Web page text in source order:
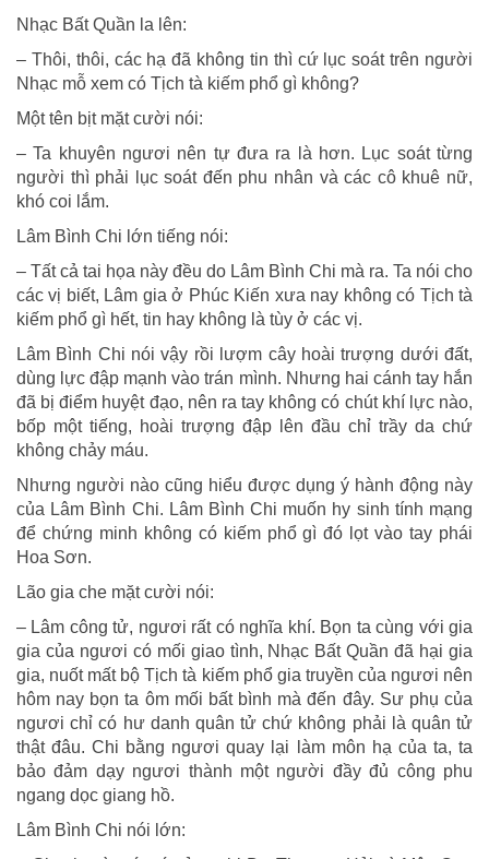
Nhạc Bất Quần la lên:
– Thôi, thôi, các hạ đã không tin thì cứ lục soát trên người
Nhạc mỗ xem có Tịch tà kiếm phổ gì không?
Một tên bịt mặt cười nói:
– Ta khuyên ngươi nên tự đưa ra là hơn. Lục soát từng
người thì phải lục soát đến phu nhân và các cô khuê nữ,
khó coi lắm.
Lâm Bình Chi lớn tiếng nói:
– Tất cả tai họa này đều do Lâm Bình Chi mà ra. Ta nói cho
các vị biết, Lâm gia ở Phúc Kiến xưa nay không có Tịch tà
kiếm phổ gì hết, tin hay không là tùy ở các vị.
Lâm Bình Chi nói vậy rồi lượm cây hoài trượng dưới đất,
dùng lực đập mạnh vào trán mình. Nhưng hai cánh tay hắn
đã bị điểm huyệt đạo, nên ra tay không có chút khí lực nào,
bốp một tiếng, hoài trượng đập lên đầu chỉ trầy da chứ
không chảy máu.
Nhưng người nào cũng hiểu được dụng ý hành động này
của Lâm Bình Chi. Lâm Bình Chi muốn hy sinh tính mạng
để chứng minh không có kiếm phổ gì đó lọt vào tay phái
Hoa Sơn.
Lão gia che mặt cười nói:
– Lâm công tử, ngươi rất có nghĩa khí. Bọn ta cùng với gia
gia của ngươi có mối giao tình, Nhạc Bất Quần đã hại gia
gia, nuốt mất bộ Tịch tà kiếm phổ gia truyền của ngươi nên
hôm nay bọn ta ôm mối bất bình mà đến đây. Sư phụ của
ngươi chỉ có hư danh quân tử chứ không phải là quân tử
thật đâu. Chi bằng ngươi quay lại làm môn hạ của ta, ta
bảo đảm dạy ngươi thành một người đầy đủ công phu
ngang dọc giang hồ.
Lâm Bình Chi nói lớn: